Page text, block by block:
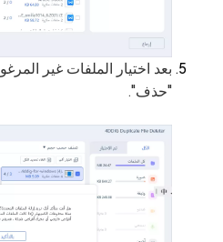
بعد اختيار الملفات غير
"حذف".